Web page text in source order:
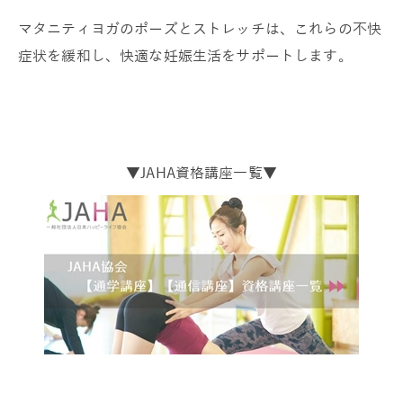
マタニティヨガのポーズとストレッチは、これらの不快
症状を緩和し、快適な妊娠生活をサポートします。
▼JAHA資格講座一覧▼